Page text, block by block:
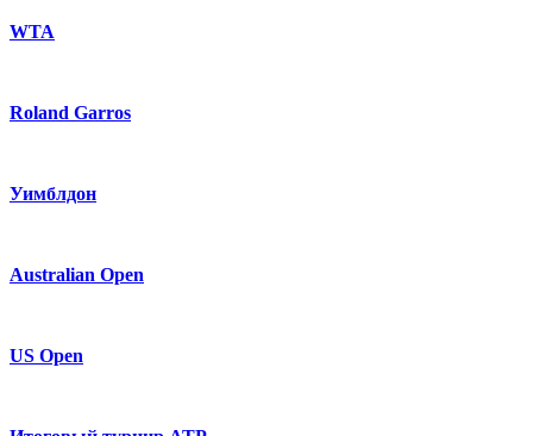
WTA
Roland Garros
Уимблдон
Australian Open
US Open